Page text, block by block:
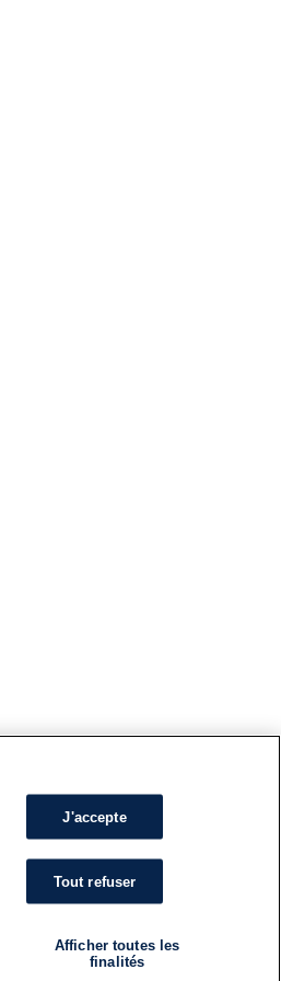
J'accepte
Tout refuser
Afficher toutes les
finalités